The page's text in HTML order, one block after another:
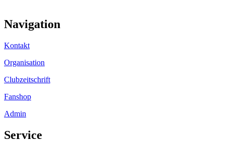
Navigation
Kontakt
Organisation
Clubzeitschrift
Fanshop
Admin
Service